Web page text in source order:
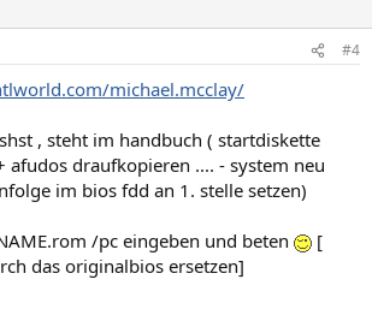
#4
michael.mcclay/
, steht im handbuch ( startdiskette
afudos draufkopieren .... - system neu
im bios fdd an 1. stelle setzen)
/pc eingeben und beten
[
das originalbios ersetzen]